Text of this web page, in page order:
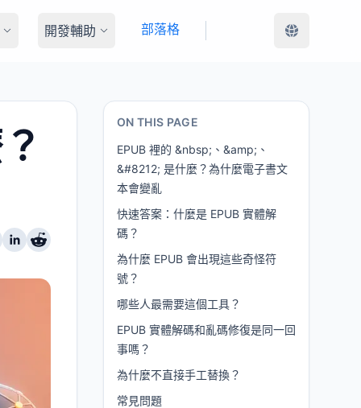
開發輔助 部落格
ON THIS PAGE
EPUB 裡的 &nbsp;、&amp;、
&#8212; 是什麼？為什麼電子書文
本會變亂
快速答案：什麼是 EPUB 實體解
碼？
為什麼 EPUB 會出現這些奇怪符
號？
哪些人最需要這個工具？
EPUB 實體解碼和亂碼修復是同一回
事嗎？
為什麼不直接手工替換？
常見問題